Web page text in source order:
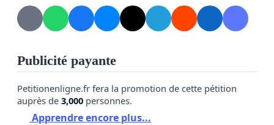
Publicité payante
Petitionenligne.fr fera la promotion de cette pétition
auprès de 3,000 personnes.
Apprendre encore plus...